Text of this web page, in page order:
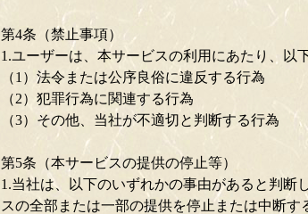
第4条（禁止事項）
1.ユーザーは、本サービスの利用にあたり、以
（1）法令または公序良俗に違反する行為
（2）犯罪行為に関連する行為
（3）その他、当社が不適切と判断する行為
第5条（本サービスの提供の停止等）
1.当社は、以下のいずれかの事由があると判断
スの全部または一部の提供を停止または中断す